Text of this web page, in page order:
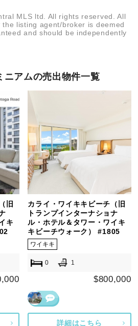
MLS ltd. All rights reserved. All
listing agent/broker is deemed
and should be independently
ニアムの売出物件一覧
旧
キ
カライ・ワイキキビーチ（旧
トランプインターナショナ
ル・ホテル＆タワー・ワイキ
キビーチウォーク） #1805
ワイキキ
0 1
$800,000
詳細はこちら